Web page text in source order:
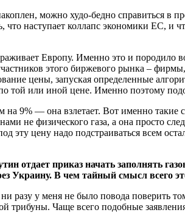
можно худо-бедно справиться в
наступает коллапс экономики ЕС, и
Европу. Именно это и породило
этого биржевого рынка –
цены, запуская определенные
той или иной цене. Именно поэтому
9% — она взлетает. Вот именно такие
не физического газа, а она просто
эту цену надо подстраиваться всем
приказ начать заполнять
Украину. В чем тайный смысл всего
у меня не было повода поверить
трибуны. Чаще всего подобные